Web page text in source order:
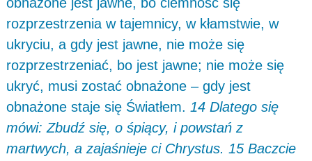
rozprzestrzenia w tajemnicy, w kłamstwie, w
ukryciu, a gdy jest jawne, nie może się
rozprzestrzeniać, bo jest jawne; nie może się
ukryć, musi zostać obnażone – gdy jest
obnażone staje się Światłem. 14 Dlatego się
mówi: Zbudź się, o śpiący, i powstań z
martwych, a zajaśnieje ci Chrystus. 15 Baczcie